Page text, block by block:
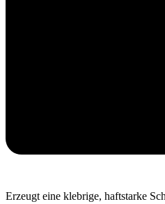
Erzeugt eine klebrige, haftstarke